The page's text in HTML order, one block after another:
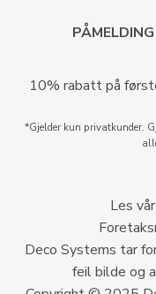
10% rabatt på
*Gjelder kun privatkunder.
Les
Deco Systems tar
feil bilde og